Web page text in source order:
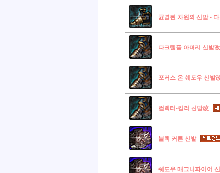
균열된 차원의 신발 -
다크템플 아머리 신발改
포커스 온 쉐도우 신발
컬렉터-킬러 신발改
블랙 커튼 신발
쉐도우 매그니파이어